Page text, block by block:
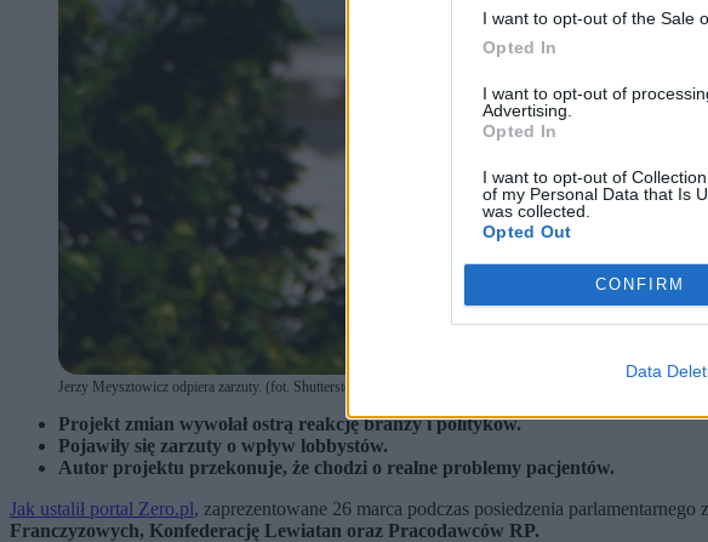
I want to opt-out of the Sale
Opted In
I want to opt-out of
Advertising.
Opted In
I want to opt-out of
of my Personal Data that Is
was collected.
Opted Out
CONFIRM
Data
Jerzy Meysztowicz odpiera zarzuty. (fot. Shutterstock/Sejm)
Projekt zmian wywołał ostrą reakcję branży i polityków.
Pojawiły się zarzuty o wpływ lobbystów.
Autor projektu przekonuje, że chodzi o realne problemy pacjentów.
Jak ustalił portal Zero.pl, zaprezentowane 26 marca podczas posiedzenia
Franczyzowych, Konfederację Lewiatan oraz Pracodawców RP.